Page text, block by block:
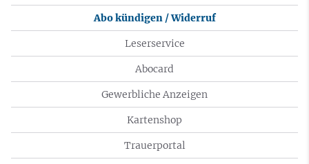
Abo kündigen / Widerruf
Leserservice
Abocard
Gewerbliche Anzeigen
Kartenshop
Trauerportal